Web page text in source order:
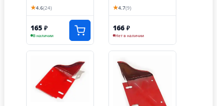
★4.6(24)
165 ₽
В наличии
★4.7(9)
166 ₽
Нет в наличии